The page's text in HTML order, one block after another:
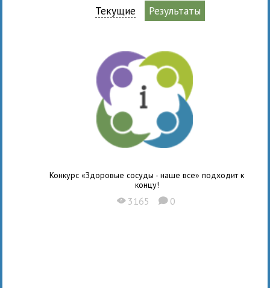
Текущие Результаты
Конкурс «Здоровые сосуды - наше все» подходит к
концу!
X 3165 K 0